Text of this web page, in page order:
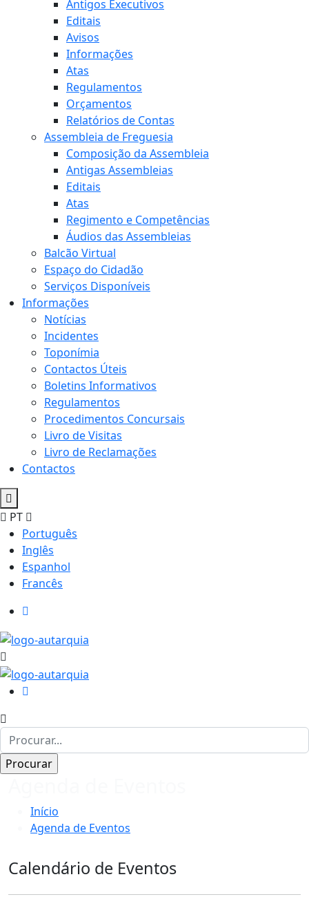
Antigos Executivos
Editais
Avisos
Informações
Atas
Regulamentos
Orçamentos
Relatórios de Contas
Assembleia de Freguesia
Composição da Assembleia
Antigas Assembleias
Editais
Atas
Regimento e Competências
Áudios das Assembleias
Balcão Virtual
Espaço do Cidadão
Serviços Disponíveis
Informações
Notícias
Incidentes
Toponímia
Contactos Úteis
Boletins Informativos
Regulamentos
Procedimentos Concursais
Livro de Visitas
Livro de Reclamações
Contactos
PT
Português
Inglês
Espanhol
Francês
Início
Agenda de Eventos
Calendário de Eventos